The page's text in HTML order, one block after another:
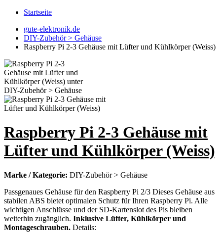
Startseite
gute-elektronik.de
DIY-Zubehör > Gehäuse
Raspberry Pi 2-3 Gehäuse mit Lüfter und Kühlkörper (Weiss)
Raspberry Pi 2-3 Gehäuse mit
Lüfter und Kühlkörper (Weiss)
Marke / Kategorie: DIY-Zubehör > Gehäuse
Passgenaues Gehäuse für den Raspberry Pi 2/3 Dieses Gehäuse aus
stabilen ABS bietet optimalen Schutz für Ihren Raspberry Pi. Alle
wichtigen Anschlüsse und der SD-Kartenslot des Pis bleiben
weiterhin zugänglich. Inklusive Lüfter, Kühlkörper und
Montageschrauben. Details: